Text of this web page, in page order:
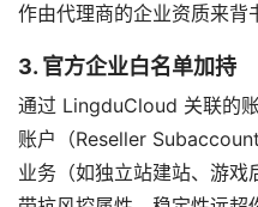
作由代理商的企业资质来背
3. 官方企业白名单加持
通过 LingduCloud 关联的
账户（Reseller
业务（如独立站建站、游